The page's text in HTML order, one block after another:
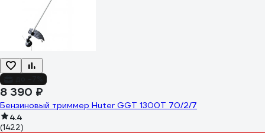
8 390 ₽
Бензиновый триммер Huter GGT 1300T 70/2/7
4.4
(1422)